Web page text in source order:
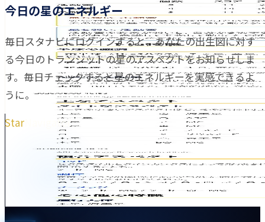
今日の星のエネルギー
毎日スタナビにログインすると、あなたの出生図に対す
る今日のトランジットの星のアスペクトをお知らせしま
す。毎日チェックすると星のエネルギーを実感できるよ
うに。
Star Navigator